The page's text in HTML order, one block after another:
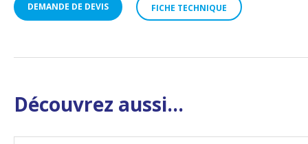
DEMANDE DE DEVIS FICHE TECHNIQUE
Découvrez aussi...